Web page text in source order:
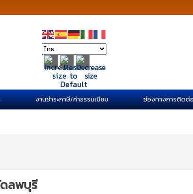
งานชำระภาษี/ค่าธรรมเนียม ช่องทางการติดต่
ลพบุรี